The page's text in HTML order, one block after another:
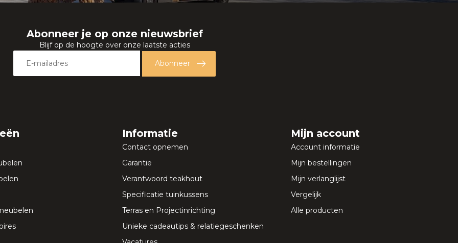
Abonneer je op onze nieuwsbrief
Blijf op de hoogte over onze laatste acties
Abonneer
Informatie
Contact opnemen
Garantie
Verantwoord teakhout
Specificatie tuinkussens
Terras en Projectinrichting
Unieke cadeautips & relatiegeschenken
Mijn account
Account informatie
Mijn bestellingen
Mijn verlanglijst
Vergelijk
Alle producten